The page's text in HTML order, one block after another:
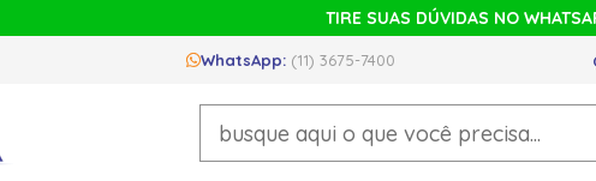
TIRE SUAS DÚVIDAS NO
WhatsApp: (11) 3675-7400